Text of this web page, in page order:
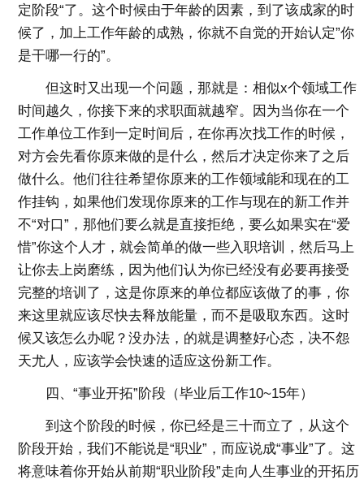
定阶段“了。这个时候由于年龄的因素，到了该成家的时
候了，加上工作年龄的成熟，你就不自觉的开始认定”你
是干哪一行的”。
但这时又出现一个问题，那就是：相似x个领域工作
时间越久，你接下来的求职面就越窄。因为当你在一个
工作单位工作到一定时间后，在你再次找工作的时候，
对方会先看你原来做的是什么，然后才决定你来了之后
做什么。他们往往希望你原来的工作领域能和现在的工
作挂钩，如果他们发现你原来的工作与现在的新工作并
不“对口”，那他们要么就是直接拒绝，要么如果实在“爱
惜”你这个人才，就会简单的做一些入职培训，然后马上
让你去上岗磨练，因为他们认为你已经没有必要再接受
完整的培训了，这是你原来的单位都应该做了的事，你
来这里就应该尽快去释放能量，而不是吸取东西。这时
候又该怎么办呢？没办法，的就是调整好心态，决不怨
天尤人，应该学会快速的适应这份新工作。
四、“事业开拓”阶段（毕业后工作10~15年）
到这个阶段的时候，你已经是三十而立了，从这个
阶段开始，我们不能说是“职业”，而应说成“事业”了。这
将意味着你开始从前期“职业阶段”走向人生事业的开拓历